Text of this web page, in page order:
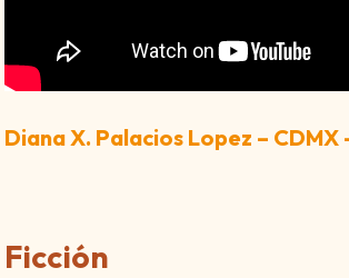
Diana X. Palacios Lopez – CDMX
Ficción